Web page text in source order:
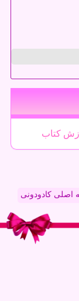
كتاب
اصلی کادودونی